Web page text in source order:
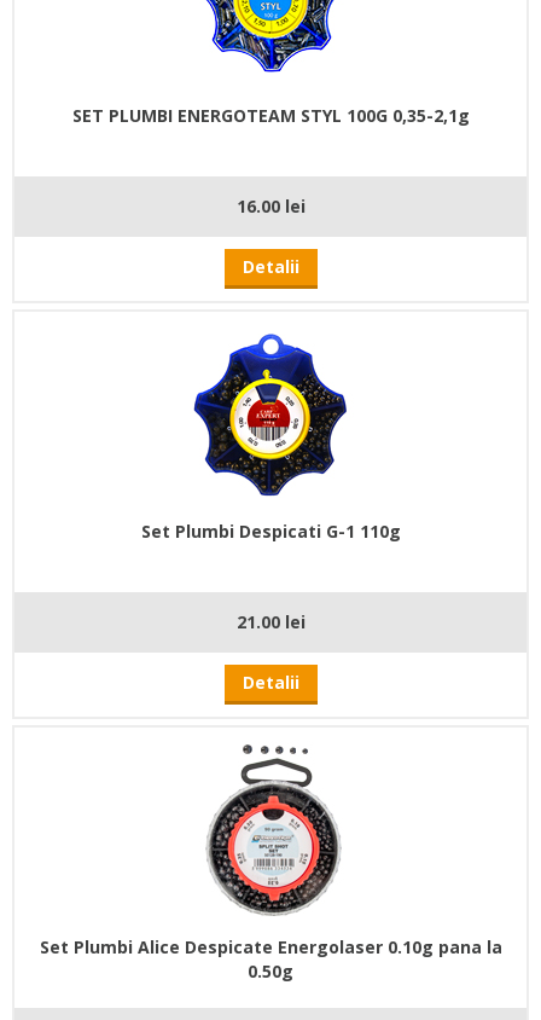
SET PLUMBI ENERGOTEAM STYL 100G 0,35-2,1g
16.00 lei
Detalii
Set Plumbi Despicati G-1 110g
21.00 lei
Detalii
Set Plumbi Alice Despicate Energolaser 0.10g pana la
0.50g